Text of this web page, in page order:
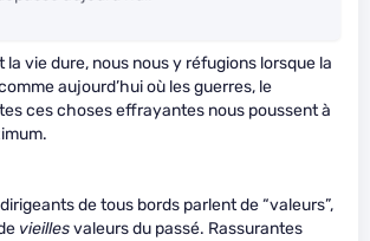
la vie dure, nous nous y réfugions lorsque la
aujourd’hui où les guerres, le
ces choses effrayantes nous poussent à
de tous bords parlent de “valeurs”,
vieillesvaleurs du passé. Rassurantes